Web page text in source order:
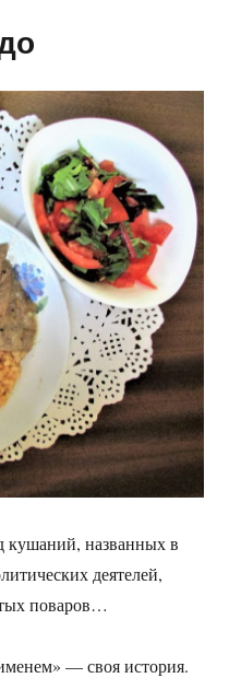
кушаний, названных в
деятелей,
поваров…
— своя история.